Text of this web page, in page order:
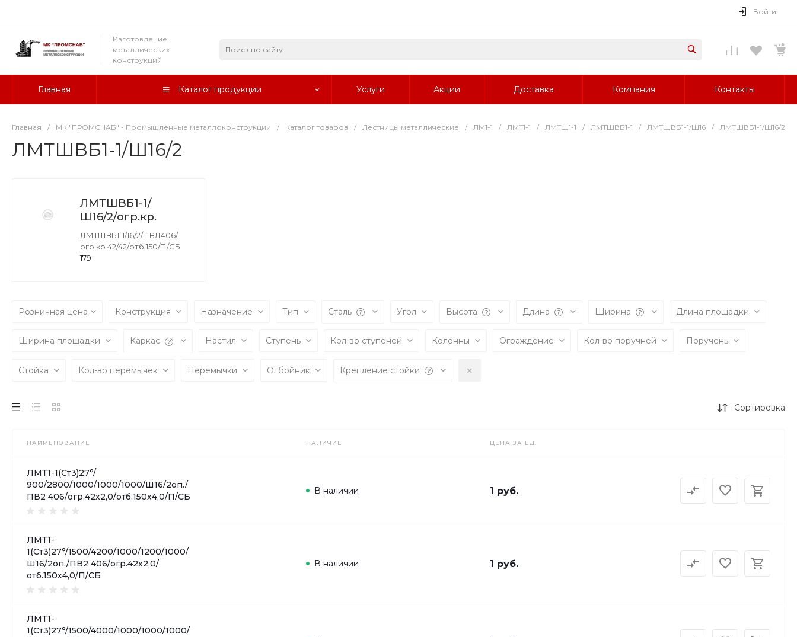
Войти
Изготовление
металлических
конструкций
Главная Каталог продукции Услуги Акции Доставка Компания Контакты
Главная / МК "ПРОМСНАБ" - Промышленные металлоконструкции / Каталог товаров / Лестницы металлические / ЛМ1-1 / ЛМТ1-1 / ЛМТШ1-1 / ЛМТШВБ1-1 / ЛМТШВБ1-1/Ш16 / ЛМТШВБ1-1/Ш16/2
ЛМТШВБ1-1/Ш16/2
ЛМТШВБ1-1/
Ш16/2/огр.кр.
ЛМТШВБ1-1/16/2/ПВЛ406/
огр.кр.42/42/отб.150/П/СБ
179
Розничная цена Конструкция Назначение Тип Сталь Угол Высота Длина Ширина Длина площадки
Ширина площадки Каркас Настил Ступень Кол-во ступеней Колонны Ограждение Кол-во поручней Поручень
Стойка Кол-во перемычек Перемычки Отбойник Крепление стойки
Сортировка
НАИМЕНОВАНИЕ НАЛИЧИЕ ЦЕНА ЗА ЕД.
ЛМТ1-1(Ст3)27°/
900/2800/1000/1000/1000/Ш16/2оп./
ПВ2 406/огр.42х2,0/отб.150х4,0/П/СБ
В наличии 1 руб.
ЛМТ1-
1(Ст3)27°/1500/4200/1000/1200/1000/
Ш16/2оп./ПВ2 406/огр.42х2,0/
отб.150х4,0/П/СБ
В наличии 1 руб.
ЛМТ1-
1(Ст3)27°/1500/4000/1000/1000/1000/